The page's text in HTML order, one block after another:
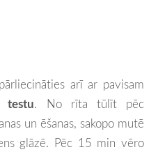
arī ar pavisam
testu. No rīta tūlīt pēc
un ēšanas, sakopo mutē
glāzē. Pēc 15 min vēro